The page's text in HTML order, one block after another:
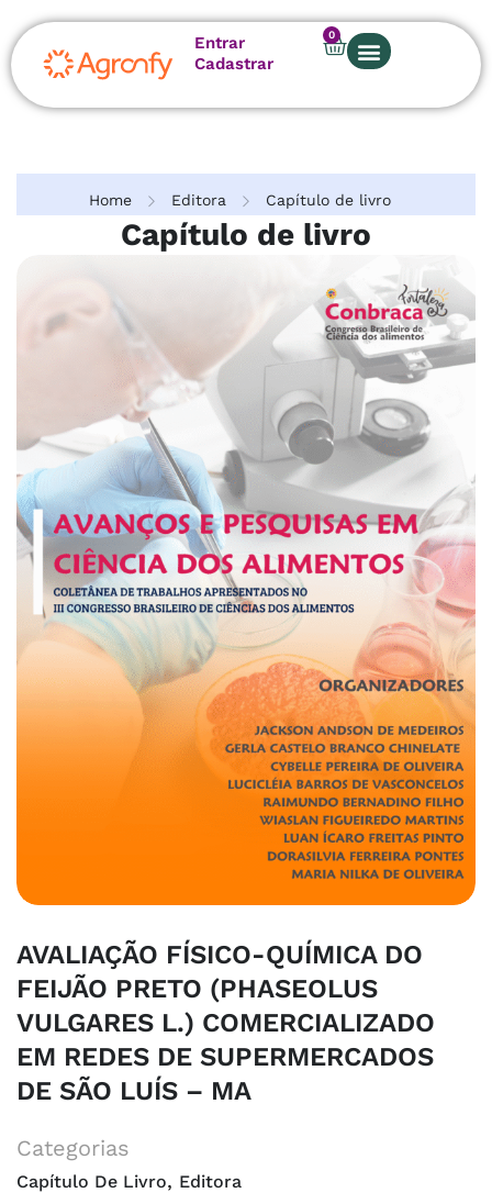
Entrar
Cadastrar
0
Home Editora Capítulo de livro
Capítulo de livro
AVALIAÇÃO FÍSICO-QUÍMICA DO
FEIJÃO PRETO (PHASEOLUS
VULGARES L.) COMERCIALIZADO
EM REDES DE SUPERMERCADOS
DE SÃO LUÍS – MA
Categorias
Capítulo De Livro, Editora